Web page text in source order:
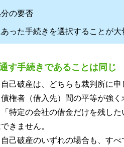
の要否
った手続きを選択することが大
す手続きであることは同じ
己破産は、どちらも裁判所に申
権者（借入先）間の平等が強
特定の会社の借金だけを残し
きません。
己破産のいずれの場合も、す